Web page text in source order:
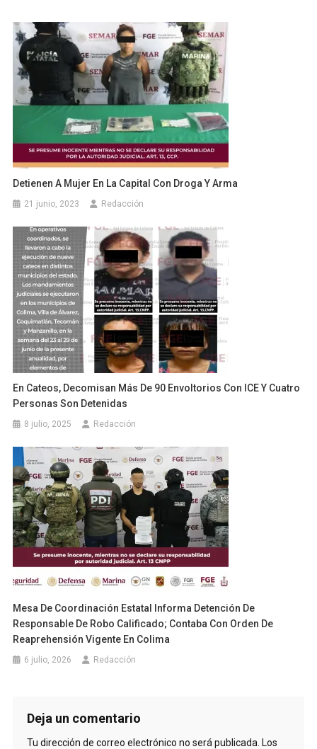
Detienen A Mujer En La Capital Con Droga Y Arma
21 junio, 2023 Redacción
En Cateos, Decomisan Más De 90 Envoltorios Con ICE Y Cuatro
Personas Son Detenidas
8 julio, 2025 Redacción
Mesa De Coordinación Estatal Informa Detención De
Responsable De Robo Calificado; Contaba Con Orden De
Reaprehensión Vigente En Colima
6 julio, 2026 Redacción
Deja un comentario
Tu dirección de correo electrónico no será publicada. Los